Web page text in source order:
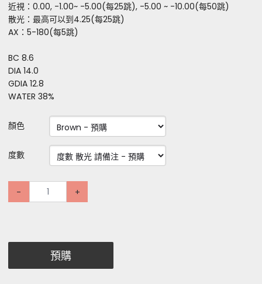
近視：0.00, -1.00~ -5.00(每25跳), -5.00 ~ -10.00(每50跳)
散光：最高可以到4.25(每25跳)
AX：5-180(每5跳)
BC 8.6
DIA 14.0
GDIA 12.8
WATER 38%
顏色
度數
- +
預購